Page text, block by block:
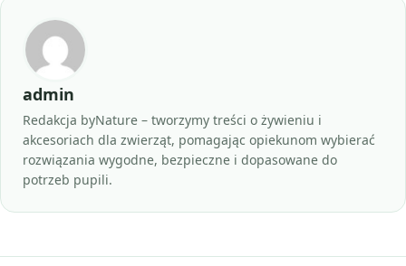
admin
Redakcja byNature – tworzymy treści o żywieniu i
akcesoriach dla zwierząt, pomagając opiekunom wybierać
rozwiązania wygodne, bezpieczne i dopasowane do
potrzeb pupili.